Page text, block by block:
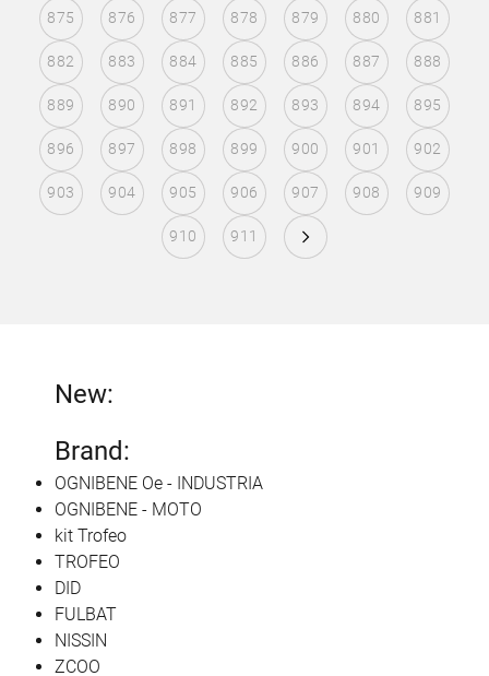
875 876 877 878 879 880 881
882 883 884 885 886 887 888
889 890 891 892 893 894 895
896 897 898 899 900 901 902
903 904 905 906 907 908 909
910 911
New:
Brand:
OGNIBENE Oe - INDUSTRIA
OGNIBENE - MOTO
kit Trofeo
TROFEO
DID
FULBAT
NISSIN
ZCOO